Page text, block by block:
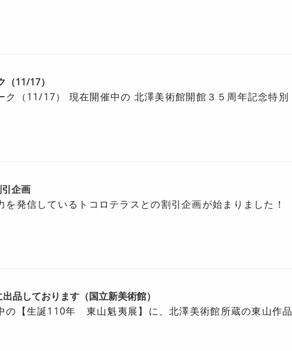
11/17）
ク（11/17） 現在開催中の 北澤美術館開館３５周年記念特別
企画
を発信しているトコロテラスとの割引企画が始まりました！
品しております（国立新美術館）
の【生誕110年 東山魁夷展】に、北澤美術館所蔵の東山作品